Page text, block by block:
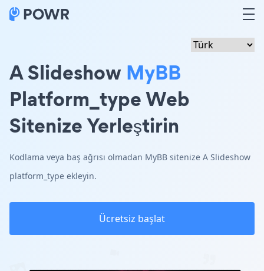
A Slideshow MyBB
Platform_type Web
Sitenize Yerleştirin
Kodlama veya baş ağrısı olmadan MyBB sitenize A Slideshow
platform_type ekleyin.
Ücretsiz başlat